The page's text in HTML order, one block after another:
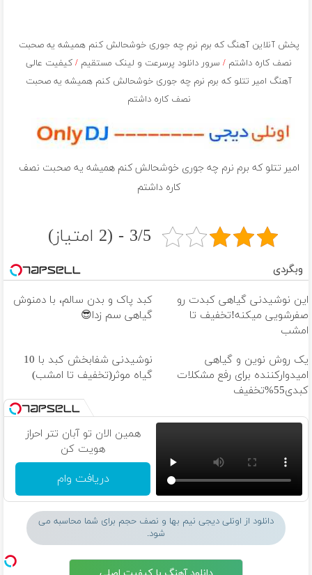
پخش آنلاین آهنگ که برم نرم چه جوری خوشحالش کنم همیشه یه صحبت
نصف کاره داشتم /سرور دانلود پرسرعت و لینک مستقیم /کیفیت عالی
آهنگ امیر تتلو که برم نرم چه جوری خوشحالش کنم همیشه یه صحبت
نصف کاره داشتم
امیر تتلو که برم نرم چه جوری خوشحالش کنم همیشه یه صحبت نصف
کاره داشتم
3/5 - (2 امتیاز)
وبگردی
این نوشیدنی گیاهی کبدت رو
صفرشویی میکنه!تخفیف تا
امشب
کبد پاک و بدن سالم، با دمنوش
گیاهی سم زدا😎
یک روش نوین و گیاهی
امیدوارکننده برای رفع مشکلات
کبدی55%تخفیف
نوشیدنی شفابخش کبد با 10
گیاه موثر(تخفیف تا امشب)
همین الان تو آبان تتر احراز
هویت کن
دریافت وام
دانلود از اونلی دیجی نیم بها و نصف حجم برای شما محاسبه می
شود.